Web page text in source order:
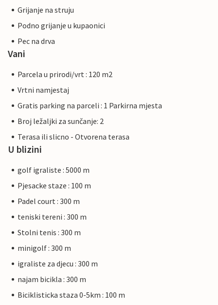
Grijanje na struju
Podno grijanje u kupaonici
Pec na drva
Vani
Parcela u prirodi/vrt : 120 m2
Vrtni namjestaj
Gratis parking na parceli : 1 Parkirna mjesta
Broj ležaljki za sunčanje: 2
Terasa ili slicno - Otvorena terasa
U blizini
golf igraliste : 5000 m
Pjesacke staze : 100 m
Padel court : 300 m
teniski tereni : 300 m
Stolni tenis : 300 m
minigolf : 300 m
igraliste za djecu : 300 m
najam bicikla : 300 m
Biciklisticka staza 0-5km : 100 m